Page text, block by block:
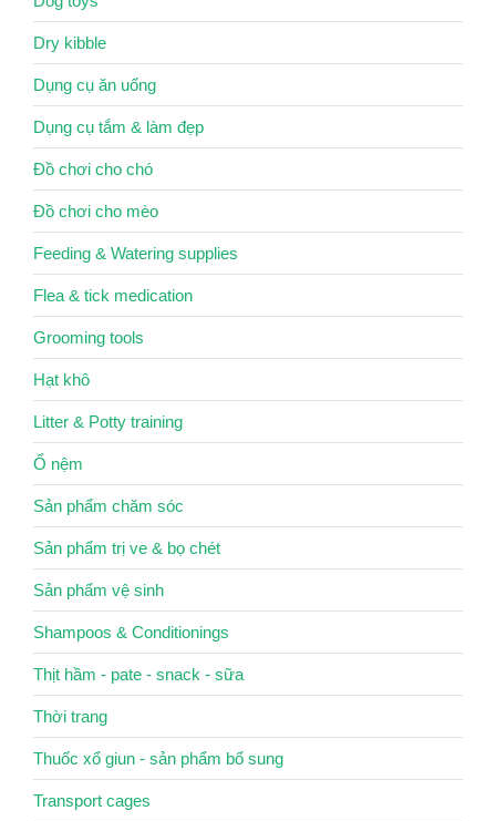
Dry kibble
Dụng cụ ăn uống
Dụng cụ tắm & làm đẹp
Đồ chơi cho chó
Đồ chơi cho mèo
Feeding & Watering supplies
Flea & tick medication
Grooming tools
Hạt khô
Litter & Potty training
Ổ nệm
Sản phẩm chăm sóc
Sản phẩm trị ve & bọ chét
Sản phẩm vệ sinh
Shampoos & Conditionings
Thịt hầm - pate - snack - sữa
Thời trang
Thuốc xổ giun - sản phẩm bổ sung
Transport cages